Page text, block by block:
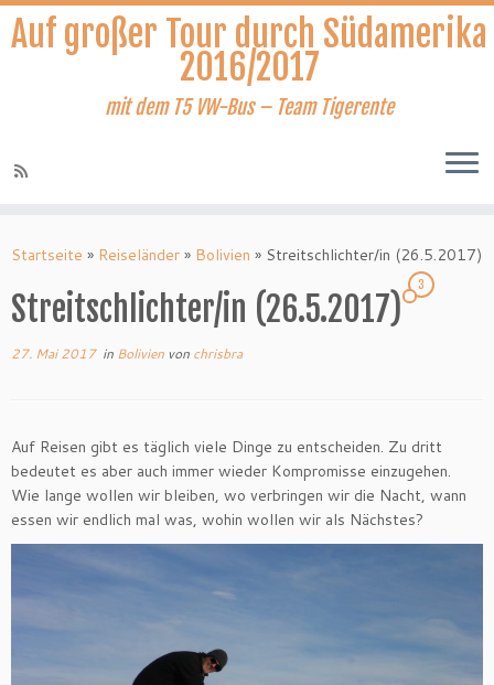
Inhalt
Auf großer Tour durch Südamerika
2016/2017
mit dem T5 VW-Bus – Team Tigerente
Startseite » Reiseländer » Bolivien » Streitschlichter/in (26.5.2017)
Streitschlichter/in (26.5.2017)
3
27. Mai 2017in Bolivien von chrisbra
Auf Reisen gibt es täglich viele Dinge zu entscheiden. Zu dritt
bedeutet es aber auch immer wieder Kompromisse einzugehen.
Wie lange wollen wir bleiben, wo verbringen wir die Nacht, wann
essen wir endlich mal was, wohin wollen wir als Nächstes?